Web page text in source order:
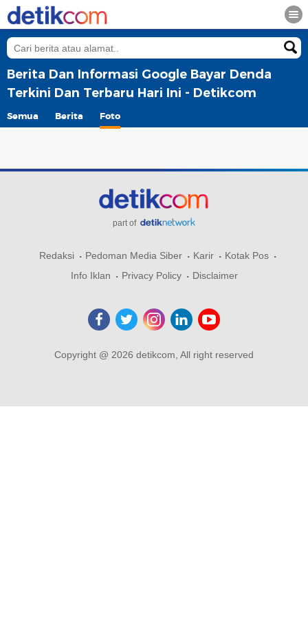
Berita Dan Informasi Google Bayar Denda
Terkini Dan Terbaru Hari Ini - Detikcom
Semua Berita Foto
part of
Redaksi Pedoman Media Siber Karir
Kotak Pos
Info Iklan
Privacy Policy Disclaimer
Copyright @ 2026 detikcom, All right reserved